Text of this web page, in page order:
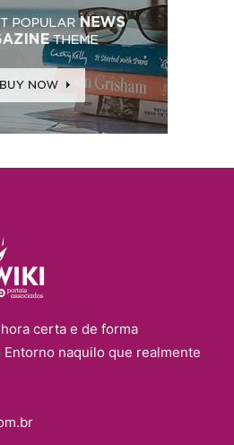
certa e de forma
naquilo que realmente